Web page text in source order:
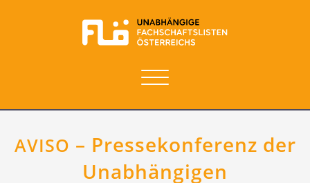
Navigation
AVISO – Pressekonferenz der
Unabhängigen